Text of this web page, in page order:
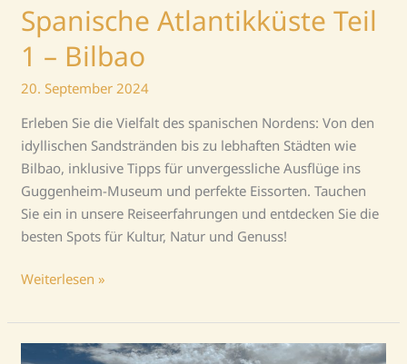
Spanische Atlantikküste Teil
1 – Bilbao
20. September 2024
Erleben Sie die Vielfalt des spanischen Nordens: Von den
idyllischen Sandstränden bis zu lebhaften Städten wie
Bilbao, inklusive Tipps für unvergessliche Ausflüge ins
Guggenheim-Museum und perfekte Eissorten. Tauchen
Sie ein in unsere Reiseerfahrungen und entdecken Sie die
besten Spots für Kultur, Natur und Genuss!
Weiterlesen »